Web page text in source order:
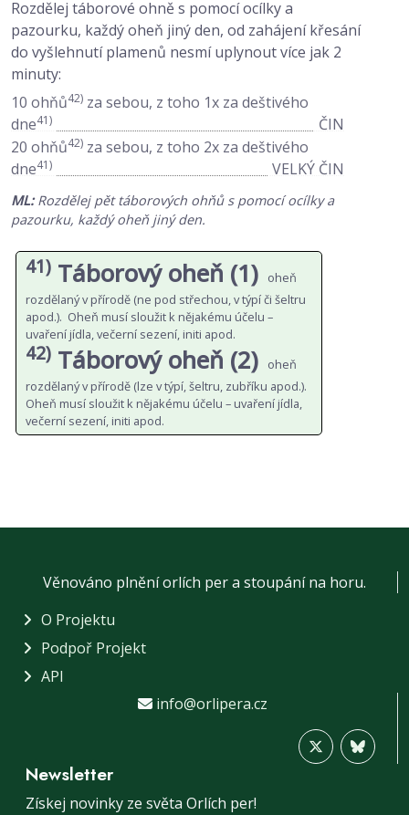
Rozdělej táborové ohně s pomocí ocílky a
pazourku, každý oheň jiný den, od zahájení křesání
do vyšlehnutí plamenů nesmí uplynout více jak 2
minuty:
10 ohňů42) za sebou, z toho 1x za deštivého
dne41)
ČIN
20 ohňů42) za sebou, z toho 2x za deštivého
dne41) VELKÝ ČIN
ML:Rozdělej pět táborových ohňů s pomocí ocílky a
pazourku, každý oheň jiný den.
41) Táborový oheň (1)
oheň
rozdělaný v přírodě (ne pod střechou, v týpí či šeltru
apod.). Oheň musí sloužit k nějakému účelu –
uvaření jídla, večerní sezení, initi apod.
42) Táborový oheň (2)
oheň
rozdělaný v přírodě (lze v týpí, šeltru, zubříku apod.).
Oheň musí sloužit k nějakému účelu – uvaření jídla,
večerní sezení, initi apod.
Věnováno plnění orlích per a stoupání na horu.
O Projektu
Podpoř Projekt
API
info@orlipera.cz
Newsletter
Získej novinky ze světa Orlích per!